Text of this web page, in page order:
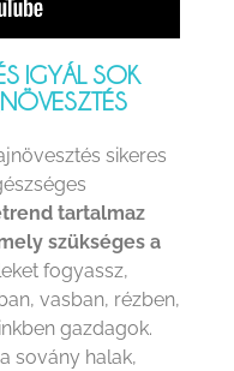
IGYÁL SOK
sikeres
tartalmaz
szükséges a
fogyassz,
vasban, rézben,
gazdagok.
sovány halak,